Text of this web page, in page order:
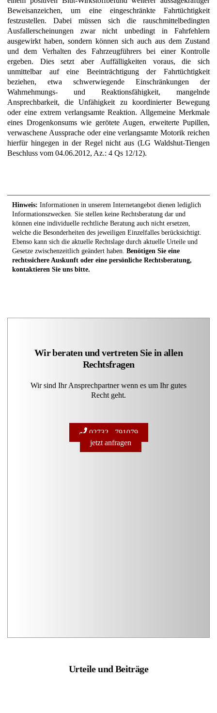
Beweisanzeichen, um eine eingeschränkte Fahrtüchtigkeit
festzustellen. Dabei müssen sich die rauschmittelbedingten
Ausfallerscheinungen zwar nicht unbedingt in Fahrfehlern
ausgewirkt haben, sondern können sich auch aus dem Zustand
und dem Verhalten des Fahrzeugführers bei einer Kontrolle
ergeben. Dies setzt aber Auffälligkeiten voraus, die sich
unmittelbar auf eine Beeinträchtigung der Fahrtüchtigkeit
beziehen, etwa schwerwiegende Einschränkungen der
Wahrnehmungs- und Reaktionsfähigkeit, mangelnde
Ansprechbarkeit, die Unfähigkeit zu koordinierter Bewegung
oder eine extrem verlangsamte Reaktion. Allgemeine Merkmale
eines Drogenkonsums wie gerötete Augen, erweiterte Pupillen,
verwaschene Aussprache oder eine verlangsamte Motorik reichen
hierfür hingegen in der Regel nicht aus (LG Waldshut-Tiengen
Beschluss vom 04.06.2012, Az.: 4 Qs 12/12).
Hinweis: Informationen in unserem Internetangebot dienen lediglich
Informationszwecken. Sie stellen keine Rechtsberatung dar und
können eine individuelle rechtliche Beratung auch nicht ersetzen,
welche die Besonderheiten des jeweiligen Einzelfalles berücksichtigt.
Ebenso kann sich die aktuelle Rechtslage durch aktuelle Urteile und
Gesetze zwischenzeitlich geändert haben. Benötigen Sie eine
rechtssichere Auskunft oder eine persönliche Rechtsberatung,
kontaktieren Sie uns bitte.
Wir beraten und vertreten Sie in allen
Rechtsfragen
Wir sind Ihr Ansprechpartner wenn es um Ihr gutes
Recht geht.
02732 - 791079
jetzt anfragen
Urteile und Beiträge